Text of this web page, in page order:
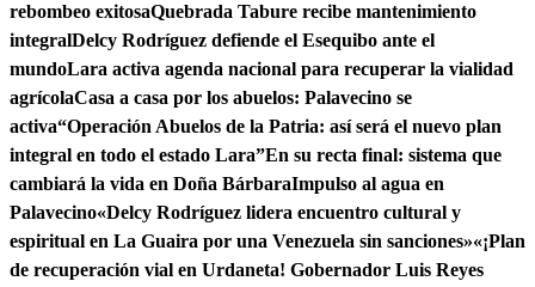
rebombeo exitosaQuebrada Tabure recibe mantenimiento
integralDelcy Rodríguez defiende el Esequibo ante el
mundoLara activa agenda nacional para recuperar la vialidad
agrícolaCasa a casa por los abuelos: Palavecino se
activa“Operación Abuelos de la Patria: así será el nuevo plan
integral en todo el estado Lara”En su recta final: sistema que
cambiará la vida en Doña BárbaraImpulso al agua en
Palavecino«Delcy Rodríguez lidera encuentro cultural y
espiritual en La Guaira por una Venezuela sin sanciones»«¡Plan
de recuperación vial en Urdaneta! Gobernador Luis Reyes